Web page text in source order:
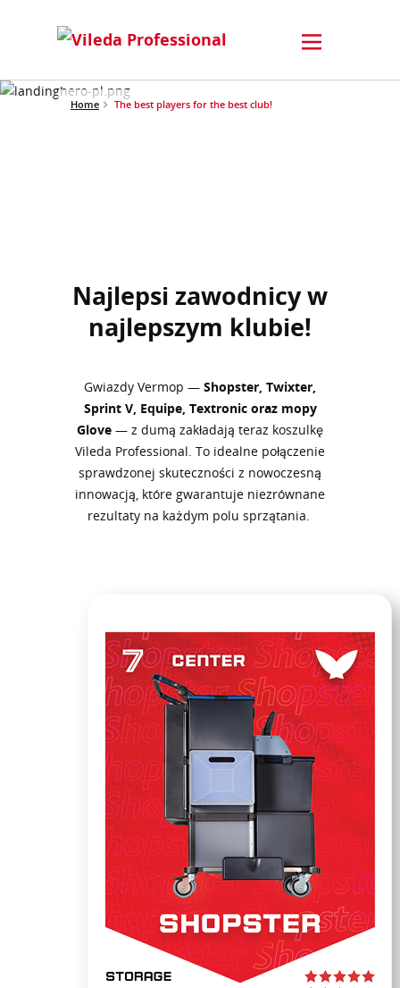
Home The best players for the best club!
Najlepsi zawodnicy w
najlepszym klubie!
Gwiazdy Vermop — Shopster, Twixter,
Sprint V, Equipe, Textronic oraz mopy
Glove — z dumą zakładają teraz koszulkę
Vileda Professional. To idealne połączenie
sprawdzonej skuteczności z nowoczesną
innowacją, które gwarantuje niezrównane
rezultaty na każdym polu sprzątania.